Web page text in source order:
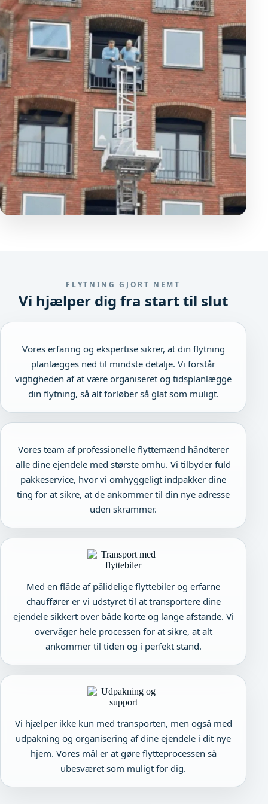
FLYTNING GJORT NEMT
Vi hjælper dig fra start til slut
Vores erfaring og ekspertise sikrer, at din flytning
planlægges ned til mindste detalje. Vi forstår
vigtigheden af at være organiseret og tidsplanlægge
din flytning, så alt forløber så glat som muligt.
Vores team af professionelle flyttemænd håndterer
alle dine ejendele med største omhu. Vi tilbyder fuld
pakkeservice, hvor vi omhyggeligt indpakker dine
ting for at sikre, at de ankommer til din nye adresse
uden skrammer.
Med en flåde af pålidelige flyttebiler og erfarne
chauffører er vi udstyret til at transportere dine
ejendele sikkert over både korte og lange afstande. Vi
overvåger hele processen for at sikre, at alt
ankommer til tiden og i perfekt stand.
Vi hjælper ikke kun med transporten, men også med
udpakning og organisering af dine ejendele i dit nye
hjem. Vores mål er at gøre flytteprocessen så
ubesværet som muligt for dig.